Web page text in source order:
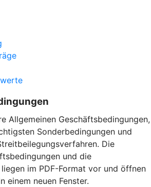
Allgemeinen Geschäftsbedingungen,
Sonderbedingungen und
Die
und die
im PDF-Format vor und öffnen
einem neuen Fenster.